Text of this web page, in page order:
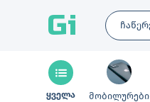
Gi
ყველა მობილურები